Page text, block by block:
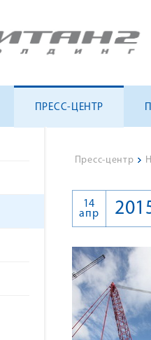
ПРЕСС-ЦЕНТР
Пресс-центр >
14
апр